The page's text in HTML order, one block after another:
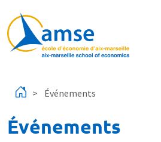
Événements
Événements